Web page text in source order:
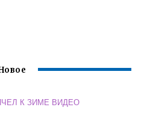
К ЗИМЕ ВИДЕО